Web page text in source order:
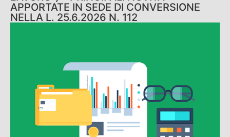
APPORTATE IN SEDE DI CONVERSIONE
NELLA L. 25.6.2026 N. 112